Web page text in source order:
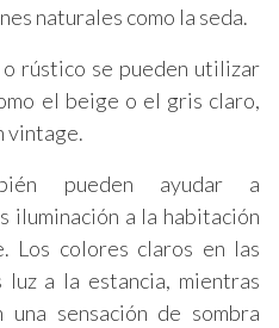
naturales como la seda.
rústico se pueden utilizar
el beige o el gris claro,
vintage.
pueden ayudar a
iluminación a la habitación
Los colores claros en las
luz a la estancia, mientras
sensación de sombra